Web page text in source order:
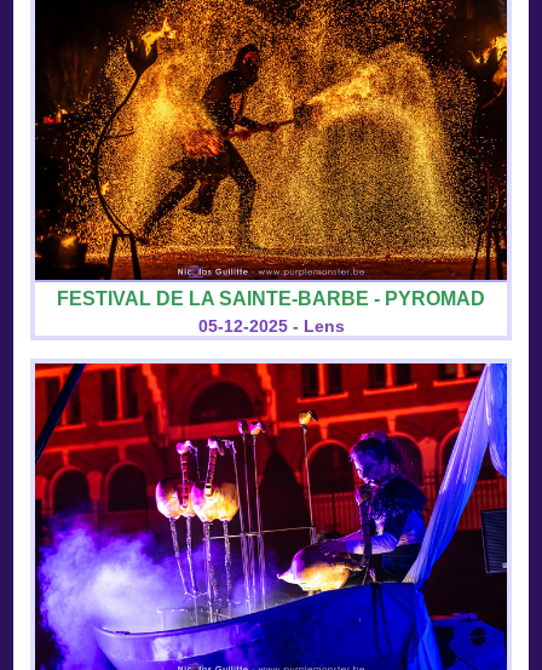
FESTIVAL DE LA SAINTE-BARBE - PYROMAD
05-12-2025 - Lens